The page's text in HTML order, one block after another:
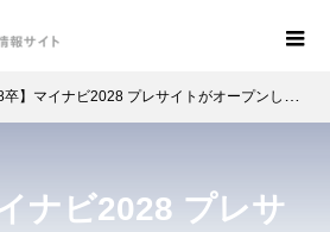
卒】マイナビ2028 プレサイトがオープンしました！
ナビ2028 プレサ